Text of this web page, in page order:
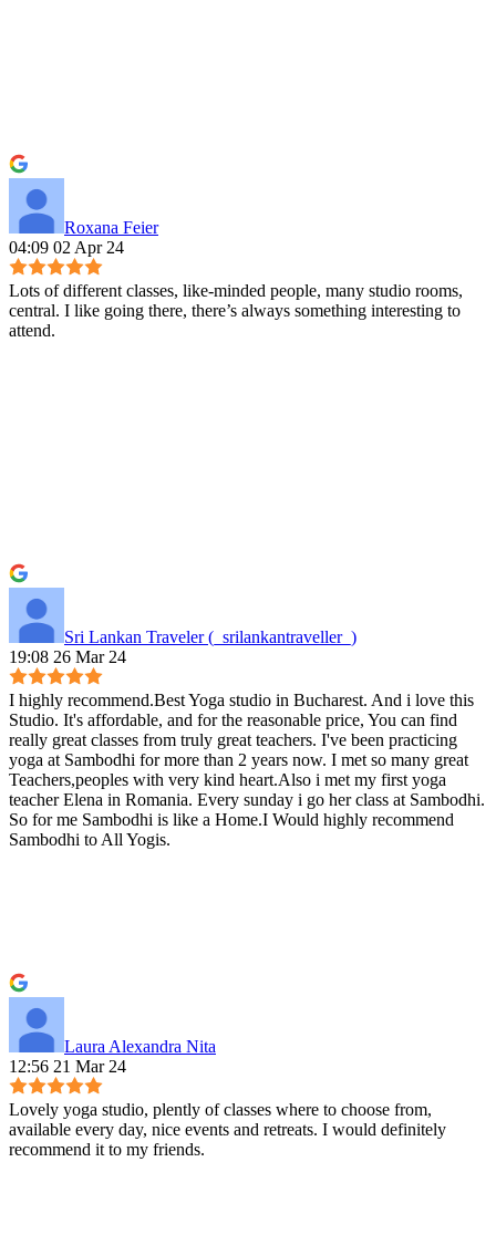
Roxana Feier
04:09 02 Apr 24
Lots of different classes, like-minded people, many studio rooms,
central. I like going there, there’s always something interesting to
attend.
Sri Lankan Traveler (_srilankantraveller_)
19:08 26 Mar 24
I highly recommend.Best Yoga studio in Bucharest. And i love this
Studio. It's affordable, and for the reasonable price, You can find
really great classes from truly great teachers. I've been practicing
yoga at Sambodhi for more than 2 years now. I met so many great
Teachers,peoples with very kind heart.Also i met my first yoga
teacher Elena in Romania. Every sunday i go her class at Sambodhi.
So for me Sambodhi is like a Home.I Would highly recommend
Sambodhi to All Yogis.
Laura Alexandra Nita
12:56 21 Mar 24
Lovely yoga studio, plently of classes where to choose from,
available every day, nice events and retreats. I would definitely
recommend it to my friends.